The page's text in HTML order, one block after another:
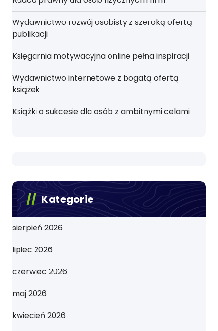
Wydawnictwo rozwój osobisty z szeroką ofertą
publikacji
Księgarnia motywacyjna online pełna inspiracji
Wydawnictwo internetowe z bogatą ofertą
książek
Książki o sukcesie dla osób z ambitnymi celami
Kategorie
sierpień 2026
lipiec 2026
czerwiec 2026
maj 2026
kwiecień 2026